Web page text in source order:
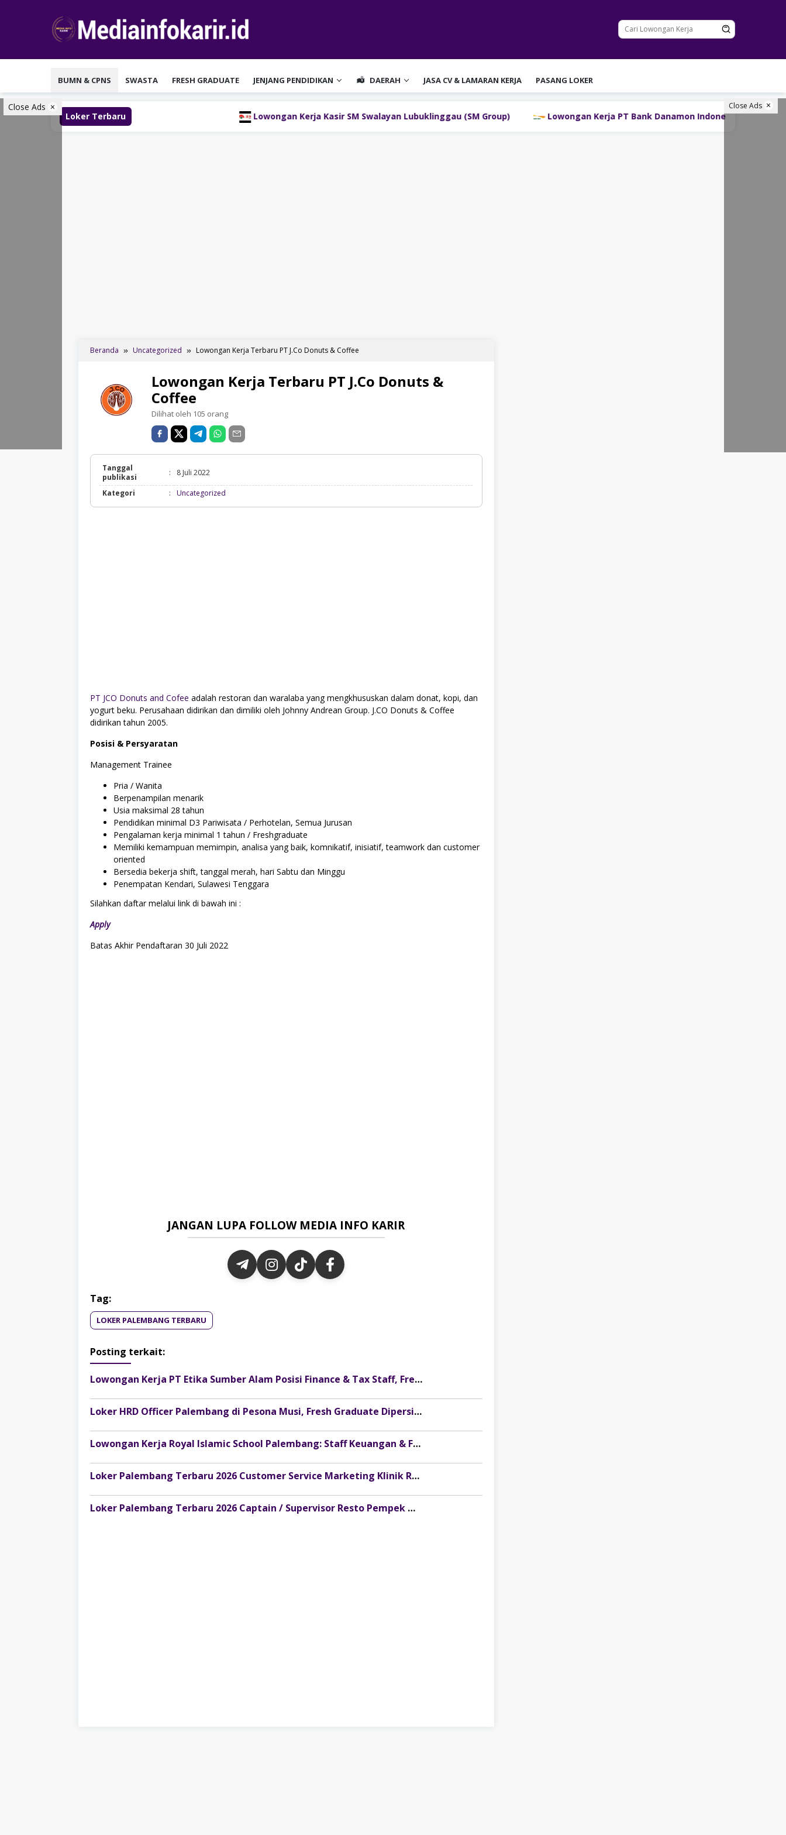
BUMN & CPNS SWASTA FRESH GRADUATE JENJANG PENDIDIKAN DAERAH JASA CV & LAMARAN KERJA PASANG LOKER
Close Ads Close Ads
Loker Terbaru Lowongan Kerja Kasir SM Swalayan Lubuklinggau (SM Group) Lowongan Kerja PT Bank Danamon Indonesia Tbk Terbaru
Beranda Uncategorized Lowongan Kerja Terbaru PT J.Co Donuts & Coffee
Lowongan Kerja Terbaru PT J.Co Donuts &
Coffee
Dilihat oleh 105 orang
Tanggal
publikasi
: 8 Juli 2022
Kategori : Uncategorized
PT JCO Donuts and Cofee adalah restoran dan waralaba yang mengkhususkan dalam donat, kopi, dan
yogurt beku. Perusahaan didirikan dan dimiliki oleh Johnny Andrean Group. J.CO Donuts & Coffee
didirikan tahun 2005.
Posisi & Persyaratan
Management Trainee
Pria / Wanita
Berpenampilan menarik
Usia maksimal 28 tahun
Pendidikan minimal D3 Pariwisata / Perhotelan, Semua Jurusan
Pengalaman kerja minimal 1 tahun / Freshgraduate
Memiliki kemampuan memimpin, analisa yang baik, komnikatif, inisiatif, teamwork dan customer
oriented
Bersedia bekerja shift, tanggal merah, hari Sabtu dan Minggu
Penempatan Kendari, Sulawesi Tenggara
Silahkan daftar melalui link di bawah ini :
Apply
Batas Akhir Pendaftaran 30 Juli 2022
JANGAN LUPA FOLLOW MEDIA INFO KARIR
Tag:
LOKER PALEMBANG TERBARU
Posting terkait:
Lowongan Kerja PT Etika Sumber Alam Posisi Finance & Tax Staff, Fresh Graduate Dipersilakan Melamar
Loker HRD Officer Palembang di Pesona Musi, Fresh Graduate Dipersilakan Melamar
Lowongan Kerja Royal Islamic School Palembang: Staff Keuangan & Front Office
Loker Palembang Terbaru 2026 Customer Service Marketing Klinik Rumah Cantik
Loker Palembang Terbaru 2026 Captain / Supervisor Resto Pempek Mama Musi